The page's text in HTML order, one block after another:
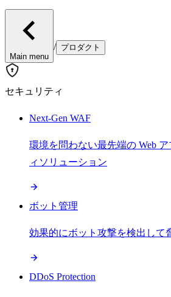
Main menu
/ プロダクト
セキュリティ
Next-Gen WAF
環境を問わない最先端の Web
ィソリューション
ボット管理
効果的にボット攻撃を検出して
DDoS Protection